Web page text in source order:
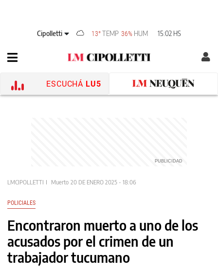
Cipolletti 13°TEMP 36% HUM 15:02 HS
ESCUCHÁ LU5
LMCIPOLLETTI Muerto 20 DE ENERO 2025 - 18:06
POLICIALES
Encontraron muerto a uno de los
acusados por el crimen de un
trabajador tucumano